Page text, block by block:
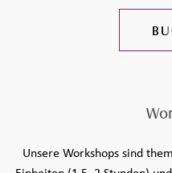
Unsere Workshops sind